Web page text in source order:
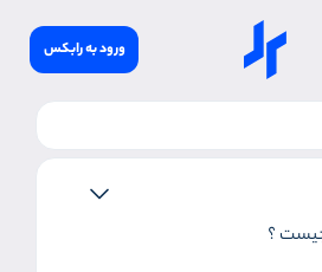
ورود به رابکس
چیست ؟